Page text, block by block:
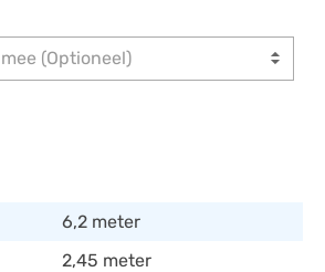
(Optioneel)
6,2 meter
2,45 meter